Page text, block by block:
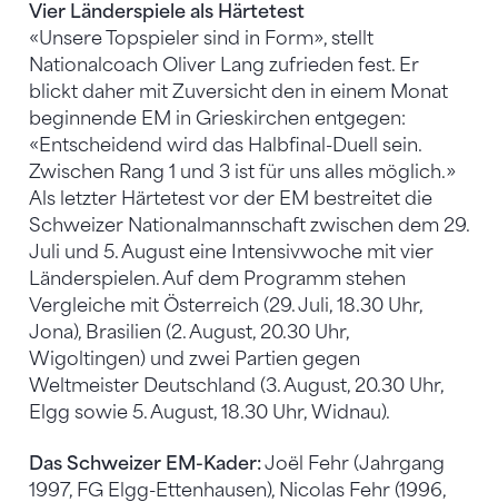
Vier Länderspiele als Härtetest
«Unsere Topspieler sind in Form», stellt
Nationalcoach Oliver Lang zufrieden fest. Er
blickt daher mit Zuversicht den in einem Monat
beginnende EM in Grieskirchen entgegen:
«Entscheidend wird das Halbfinal-Duell sein.
Zwischen Rang 1 und 3 ist für uns alles möglich.»
Als letzter Härtetest vor der EM bestreitet die
Schweizer Nationalmannschaft zwischen dem 29.
Juli und 5. August eine Intensivwoche mit vier
Länderspielen. Auf dem Programm stehen
Vergleiche mit Österreich (29. Juli, 18.30 Uhr,
Jona), Brasilien (2. August, 20.30 Uhr,
Wigoltingen) und zwei Partien gegen
Weltmeister Deutschland (3. August, 20.30 Uhr,
Elgg sowie 5. August, 18.30 Uhr, Widnau).
Das Schweizer EM-Kader:Joël Fehr (Jahrgang
1997, FG Elgg-Ettenhausen), Nicolas Fehr (1996,